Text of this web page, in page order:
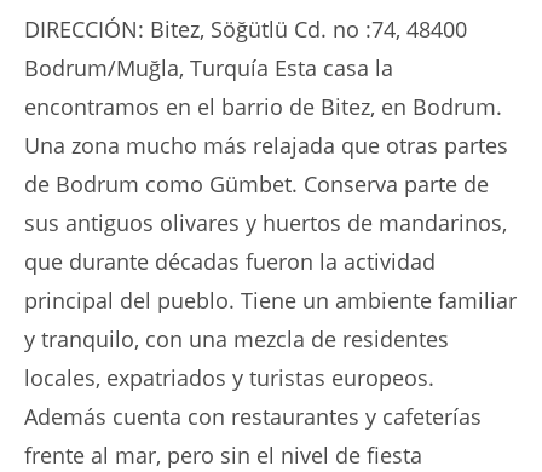
DIRECCIÓN: Bitez, Söğütlü Cd. no :74, 48400
Bodrum/Muğla, Turquía Esta casa la
encontramos en el barrio de Bitez, en Bodrum.
Una zona mucho más relajada que otras partes
de Bodrum como Gümbet. Conserva parte de
sus antiguos olivares y huertos de mandarinos,
que durante décadas fueron la actividad
principal del pueblo. Tiene un ambiente familiar
y tranquilo, con una mezcla de residentes
locales, expatriados y turistas europeos.
Además cuenta con restaurantes y cafeterías
frente al mar, pero sin el nivel de fiesta